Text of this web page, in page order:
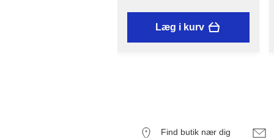
Læg i kurv
Find butik nær dig